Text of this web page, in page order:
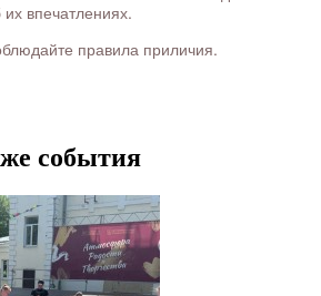
впечатлениях.
правила приличия.
события